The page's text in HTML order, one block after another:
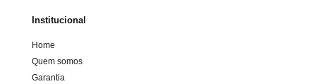
Institucional
Home
Quem somos
Garantia